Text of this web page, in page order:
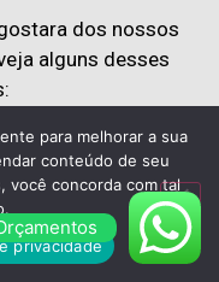
dos nossos
alguns desses
limpeza de sofá
e fiquei
para melhorar a sua
conteúdo de seu
você concorda com tal
privacidade